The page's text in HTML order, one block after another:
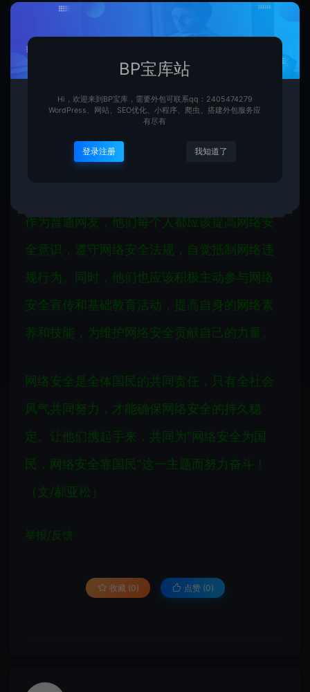
网络虽然为他们带来了诸多便利，但是他们也
要要清楚的看到，随著网络技术的急速产业发
展，黑客攻击、网络诈欺、网络谣言等违规行
定程度的损害。因此，他们要仍旧提防，加强
网络安全防护，确保计算机网络的奥尔奈和安
作为普通网友，他们每个人都应该提高网络安
全意识，遵守网络安全法规，自觉抵制网络违
规行为。同时，他们也应该积极主动参与网络
安全宣传和基础教育活动，提高自身的网络素
养和技能，为维护网络安全贡献自己的力量。
网络安全是全体国民的共同责任，只有全社会
风气共同努力，才能确保网络安全的持久稳
定。让他们携起手来，共同为“网络安全为国
民，网络安全靠国民”这一主题而努力奋斗！
（文/郝亚松）
举报/反馈
收藏 (0) 点赞 (0)
BP宝库站
Hi，欢迎来到BP宝库，需要外包可联系qq：2405474279
WordPress、网站、SEO优化、小程序、爬虫、搭建外包服务应
有尽有
登录注册 我知道了